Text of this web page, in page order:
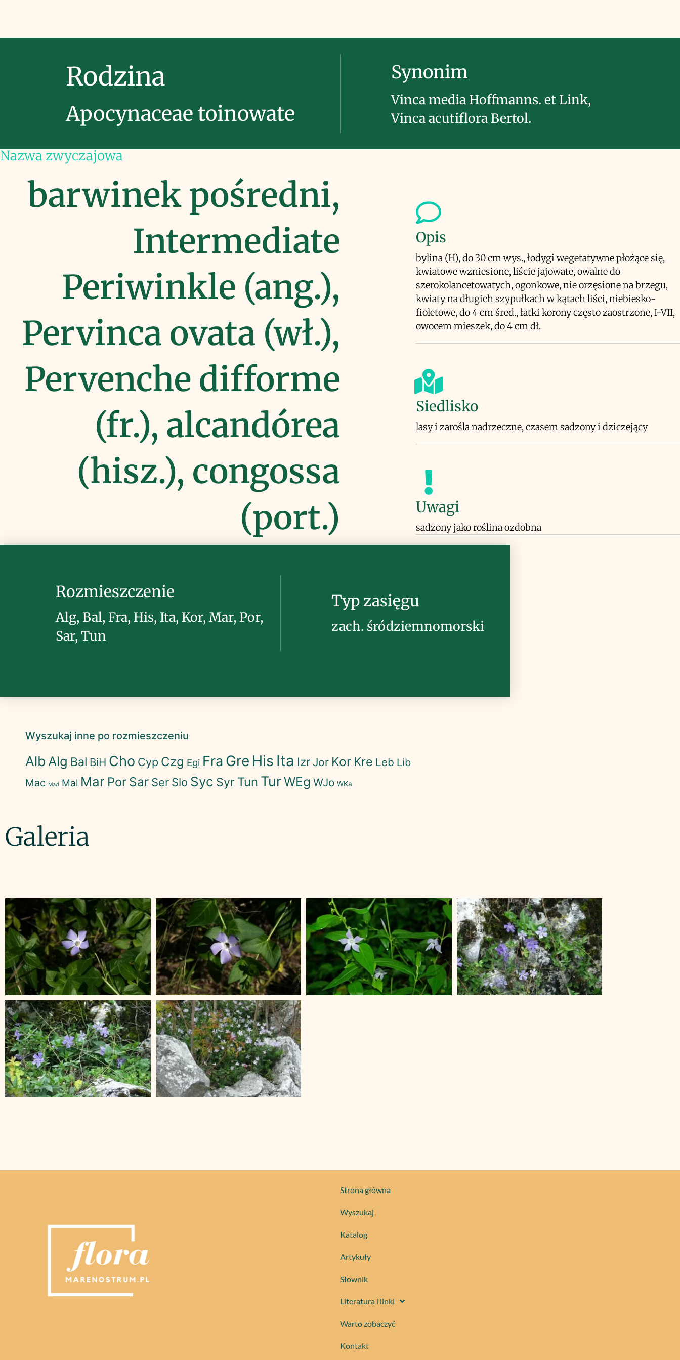
Rodzina
Apocynaceae toinowate
Synonim
Vinca media Hoffmanns. et Link,
Vinca acutiflora Bertol.
Nazwa zwyczajowa
barwinek pośredni,
Intermediate
Periwinkle (ang.),
Pervinca ovata (wł.),
Pervenche difforme
(fr.), alcandórea
(hisz.), congossa
(port.)
Opis
bylina (H), do 30 cm wys., łodygi wegetatywne płożące się,
kwiatowe wzniesione, liście jajowate, owalne do
szerokolancetowatych, ogonkowe, nie orzęsione na brzegu,
kwiaty na długich szypułkach w kątach liści, niebiesko-
fioletowe, do 4 cm śred., łatki korony często zaostrzone, I-VII,
owocem mieszek, do 4 cm dł.
Siedlisko
lasy i zarośla nadrzeczne, czasem sadzony i dziczejący
Uwagi
sadzony jako roślina ozdobna
Rozmieszczenie
Alg, Bal, Fra, His, Ita, Kor, Mar, Por,
Sar, Tun
Typ zasięgu
zach. śródziemnomorski
Wyszukaj inne po rozmieszczeniu
Alb Alg Bal BiH Cho Cyp Czg Egi Fra Gre His Ita Izr Jor Kor Kre Leb Lib
Mac Mad Mal Mar Por Sar Ser Slo Syc Syr Tun TurWEg WJo WKa
Galeria
Strona główna
Wyszukaj
Katalog
Artykuły
Słownik
Literatura i linki
Warto zobaczyć
Kontakt